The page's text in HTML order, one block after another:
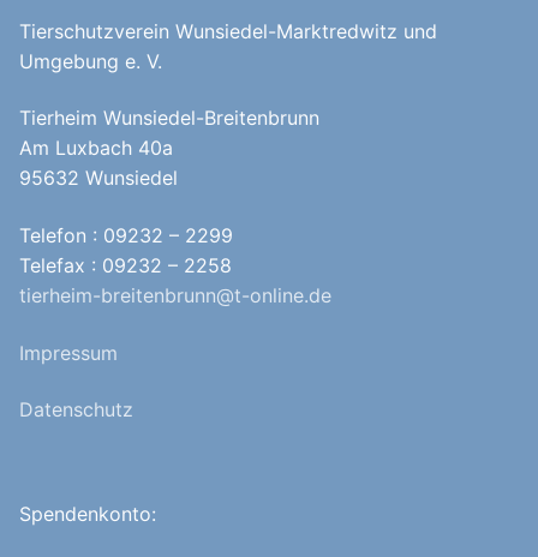
Tierschutzverein Wunsiedel-Marktredwitz und
Umgebung e. V.
Tierheim Wunsiedel-Breitenbrunn
Am Luxbach 40a
95632 Wunsiedel
Telefon : 09232 – 2299
Telefax : 09232 – 2258
tierheim-breitenbrunn@t-online.de
Impressum
Datenschutz
Spendenkonto: